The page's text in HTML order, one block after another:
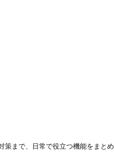
策まで、日常で役立つ機能をまと